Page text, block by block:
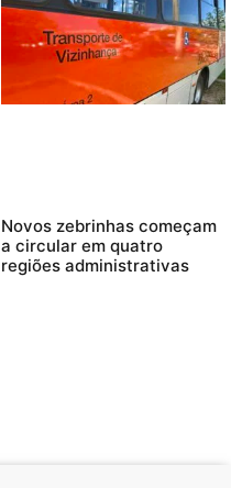
Novos zebrinhas começam
a circular em quatro
regiões administrativas